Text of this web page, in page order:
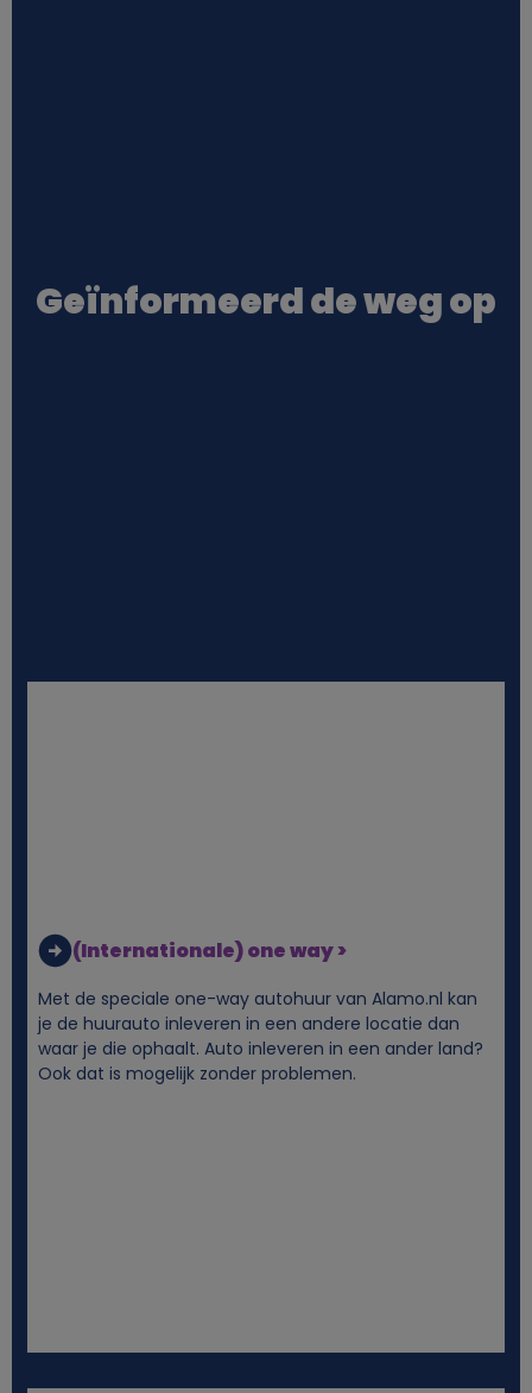
Geïnformeerd de weg op
(Internationale) one way >
Met de speciale one-way autohuur van Alamo.nl kan
je de huurauto inleveren in een andere locatie dan
waar je die ophaalt. Auto inleveren in een ander land?
Ook dat is mogelijk zonder problemen.